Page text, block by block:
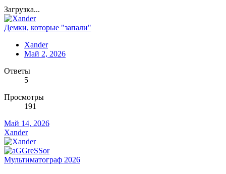
Загрузка...
Демки, которые "запали"
Xander
Май 2, 2026
Ответы
5
Просмотры
191
Май 14, 2026
Xander
Мультиматограф 2026